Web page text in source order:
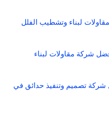
لبناء وتشطيب الفلل
شركة مقاولات لبناء
تصميم وتنفيذ حدائق في